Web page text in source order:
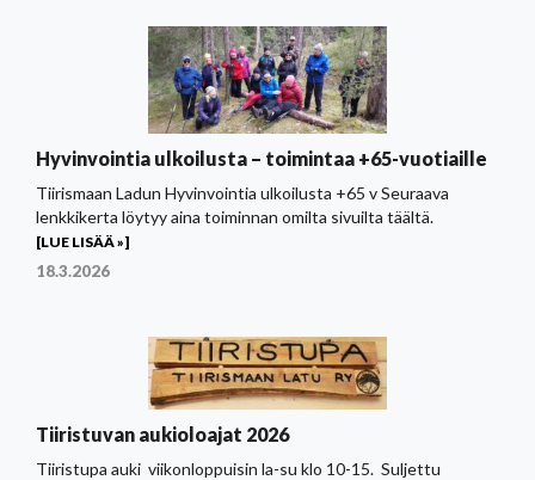
Hyvinvointia ulkoilusta – toimintaa +65-vuotiaille
Tiirismaan Ladun Hyvinvointia ulkoilusta +65 v Seuraava
lenkkikerta löytyy aina toiminnan omilta sivuilta täältä.
[LUE LISÄÄ »]
18.3.2026
Tiiristuvan aukioloajat 2026
Tiiristupa auki viikonloppuisin la-su klo 10-15. Suljettu